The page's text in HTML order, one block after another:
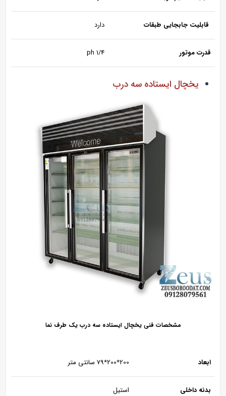
قابلیت جابجایی طبقات دارد
قدرت موتور 1/4 ph
یخچال ایستاده سه درب
مشخصات فنی یخچال ایستاده سه درب یک طرف نما
ابعاد 200٭200٭79 سانتی متر
بدنه داخلی استیل